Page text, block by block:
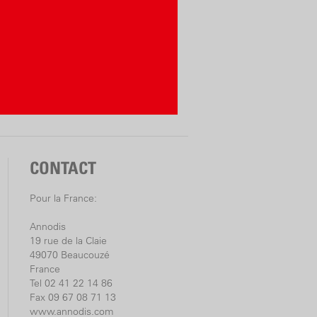
électriques)
alliance-system.com
CONTACT
Pour la France:
Annodis
19 rue de la Claie
49070 Beaucouzé
France
Tel 02 41 22 14 86
Fax 09 67 08 71 13
www.annodis.com